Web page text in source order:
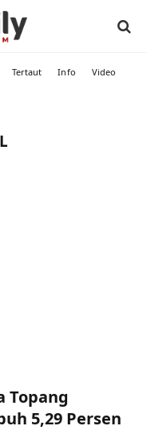
Tertaut Info Video
Topang
5,29 Persen